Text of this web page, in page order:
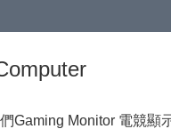
Gaming Monitor 電競顯